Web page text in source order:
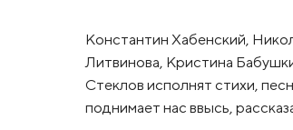
Константин Хабенский,
Литвинова, Кристина
Стеклов исполнят стихи,
поднимает нас ввысь,